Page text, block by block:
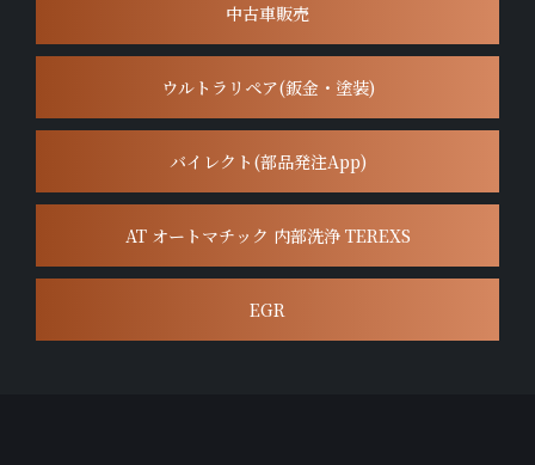
中古車販売
ウルトラリペア(鈑金・塗装)
バイレクト(部品発注App)
AT オートマチック 内部洗浄 TEREXS
EGR